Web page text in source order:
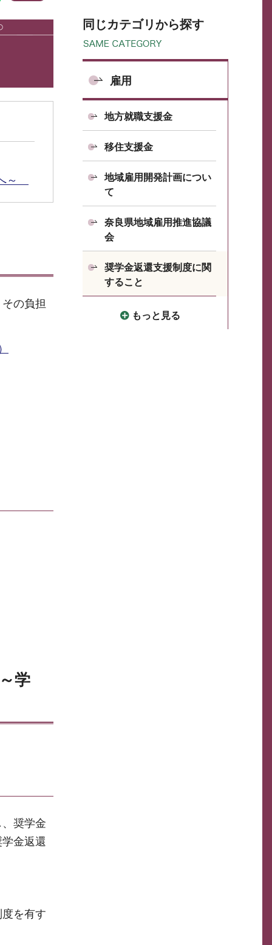
～
の負担
学
奨学金
金返還
を有す
同じカテゴリから探す
雇用
地方就職支援金
移住支援金
地域雇用開発計画につい
て
奈良県地域雇用推進協議
会
奨学金返還支援制度に関
すること
もっと見る